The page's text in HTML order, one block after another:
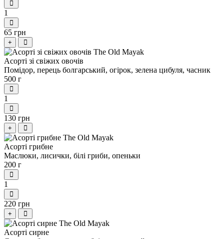
1
65 грн
+
Асорті зі свіжих овочів
Помідор, перець болгарський, огірок, зелена цибуля, часник
500 г
1
130 грн
+
Асорті грибне
Маслюки, лисички, білі гриби, опеньки
200 г
1
220 грн
+
Асорті сирне